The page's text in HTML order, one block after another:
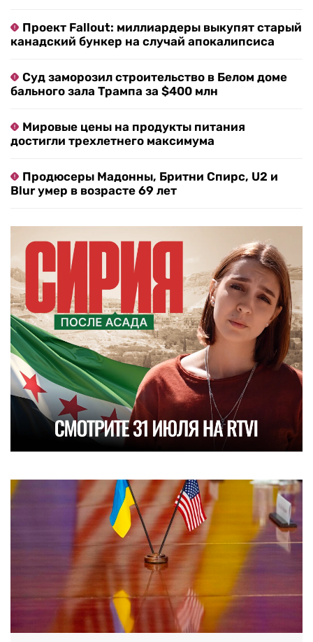
Проект Fallout: миллиардеры выкупят старый
канадский бункер на случай апокалипсиса
Суд заморозил строительство в Белом доме
бального зала Трампа за $400 млн
Мировые цены на продукты питания
достигли трехлетнего максимума
Продюсеры Мадонны, Бритни Спирс, U2 и
Blur умер в возрасте 69 лет